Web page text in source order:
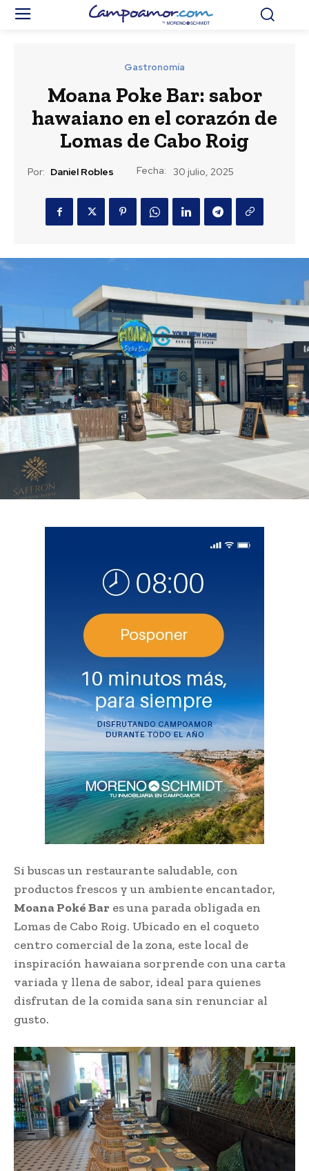
Gastronomía
Moana Poke Bar: sabor
hawaiano en el corazón de
Lomas de Cabo Roig
Por: Daniel Robles Fecha: 30 julio, 2025
Si buscas un restaurante saludable, con
productos frescos y un ambiente encantador,
Moana Poké Bar es una parada obligada en
Lomas de Cabo Roig. Ubicado en el coqueto
centro comercial de la zona, este local de
inspiración hawaiana sorprende con una carta
variada y llena de sabor, ideal para quienes
disfrutan de la comida sana sin renunciar al
gusto.